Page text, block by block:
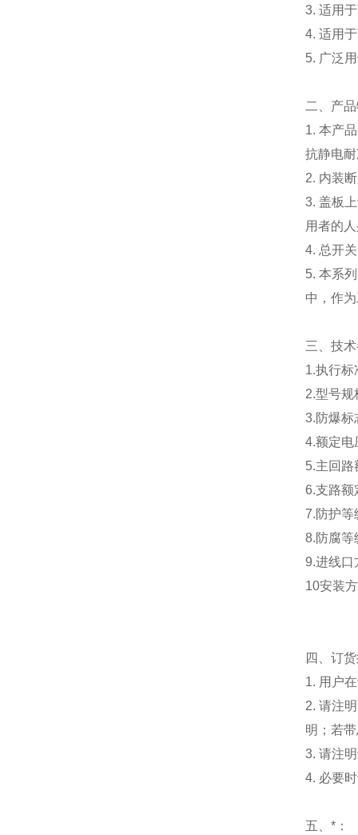
3. 适用
4. 适用
5. 广泛
二、产
1. 本产
抗静电
2. 内装
3. 盖板
用者的
4. 总开
5. 本系
中，作
三、技
1.执行标
2.型号
3.防爆标
4.额定电
5.主回
6.支路额
7.防护等
8.防腐等
9.进线口
10安装
四、订
1. 用户
2. 请注
明；若
3. 请注
4. 必要
五、*：